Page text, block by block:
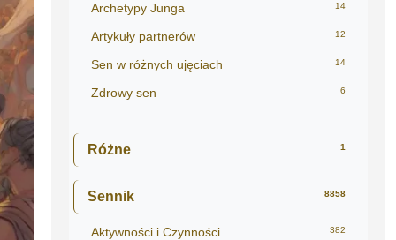
Archetypy Junga 14
Artykuły partnerów 12
Sen w różnych ujęciach 14
Zdrowy sen 6
Różne 1
Sennik 8858
Aktywności i Czynności 382